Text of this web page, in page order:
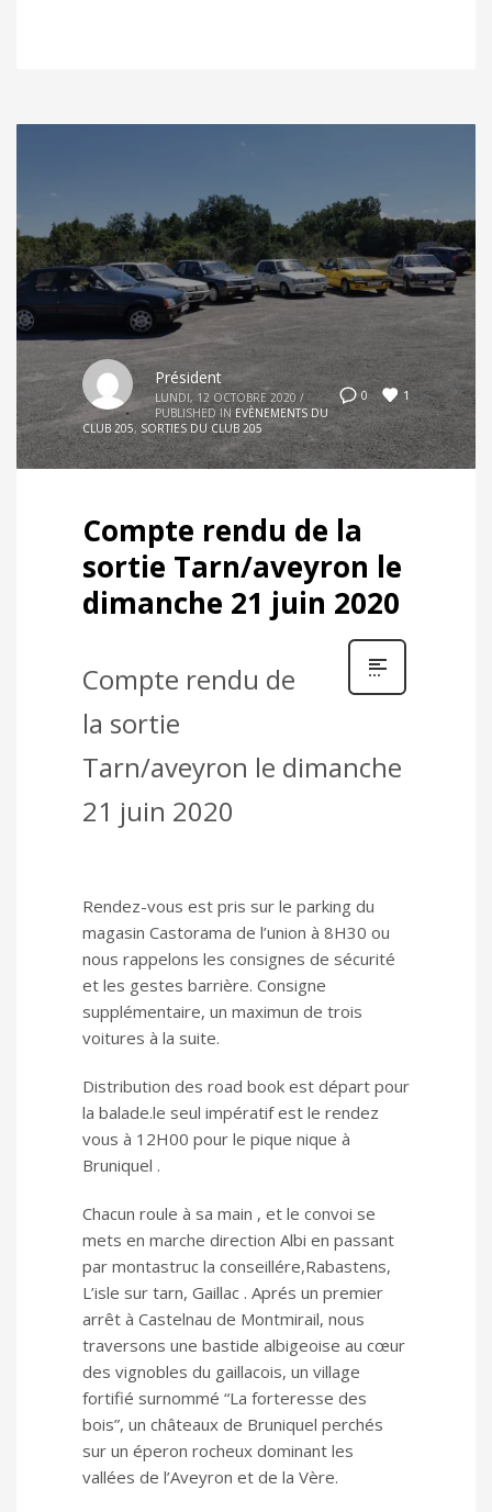
0 1
Président
LUNDI, 12 OCTOBRE 2020 /
PUBLISHED IN EVÈNEMENTS DU
CLUB 205, SORTIES DU CLUB 205
Compte rendu de la
sortie Tarn/aveyron le
dimanche 21 juin 2020
Compte rendu de
la sortie
Tarn/aveyron le dimanche
21 juin 2020
Rendez-vous est pris sur le parking du
magasin Castorama de l’union à 8H30 ou
nous rappelons les consignes de sécurité
et les gestes barrière. Consigne
supplémentaire, un maximun de trois
voitures à la suite.
Distribution des road book est départ pour
la balade.le seul impératif est le rendez
vous à 12H00 pour le pique nique à
Bruniquel .
Chacun roule à sa main , et le convoi se
mets en marche direction Albi en passant
par montastruc la conseillére,Rabastens,
L’isle sur tarn, Gaillac . Aprés un premier
arrêt à Castelnau de Montmirail, nous
traversons une bastide albigeoise au cœur
des vignobles du gaillacois, un village
fortifié surnommé “La forteresse des
bois”, un châteaux de Bruniquel perchés
sur un éperon rocheux dominant les
vallées de l’Aveyron et de la Vère.